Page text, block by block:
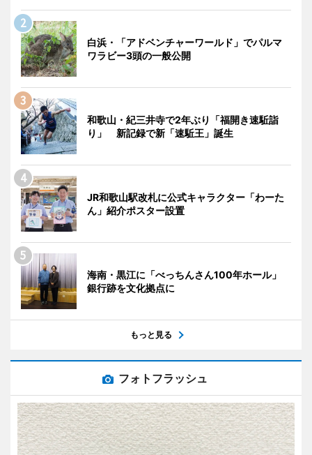
白浜・「アドベンチャーワールド」でパルマ
ワラビー3頭の一般公開
和歌山・紀三井寺で2年ぶり「福開き速駈詣
り」 新記録で新「速駈王」誕生
JR和歌山駅改札に公式キャラクター「わーた
ん」紹介ポスター設置
海南・黒江に「べっちんさん100年ホール」
銀行跡を文化拠点に
もっと見る
フォトフラッシュ